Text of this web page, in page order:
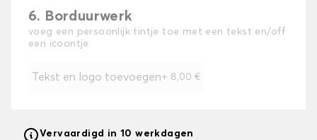
6. Borduurwerk
voeg een persoonlijk tintje toe met een tekst en/off
een icoontje
Tekst en logo toevoegen+ 8,00 €
Vervaardigd in 10 werkdagen